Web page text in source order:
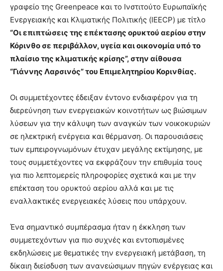
γραφείο της Greenpeace και το Ινστιτούτο Ευρωπαϊκής
Ενεργειακής και Κλιματικής Πολιτικής (IEECP) με τίτλο
“Οι επιπτώσεις της επέκτασης ορυκτού αερίου στην
Κόρινθο σε περιβάλλον, υγεία και οικονομία υπό το
πλαίσιο της κλιματικής κρίσης”, στην αίθουσα
“Γιάννης Λαρσινός” του Επιμελητηρίου Κορινθίας.
Οι συμμετέχοντες έδειξαν έντονο ενδιαφέρον για τη
διερεύνηση των ενεργειακών κοινοτήτων ως βιώσιμων
λύσεων για την κάλυψη των αναγκών των νοικοκυριών
σε ηλεκτρική ενέργεια και θέρμανση. Οι παρουσιάσεις
των εμπειρογνωμόνων έτυχαν μεγάλης εκτίμησης, με
τους συμμετέχοντες να εκφράζουν την επιθυμία τους
για πιο λεπτομερείς πληροφορίες σχετικά και με την
επέκταση του ορυκτού αερίου αλλά και με τις
εναλλακτικές ενεργειακές λύσεις που υπάρχουν.
Ένα σημαντικό συμπέρασμα ήταν η έκκληση των
συμμετεχόντων για πιο συχνές και εντοπισμένες
εκδηλώσεις με θεματικές την ενεργειακή μετάβαση, τη
δίκαιη διείσδυση των ανανεώσιμων πηγών ενέργειας και